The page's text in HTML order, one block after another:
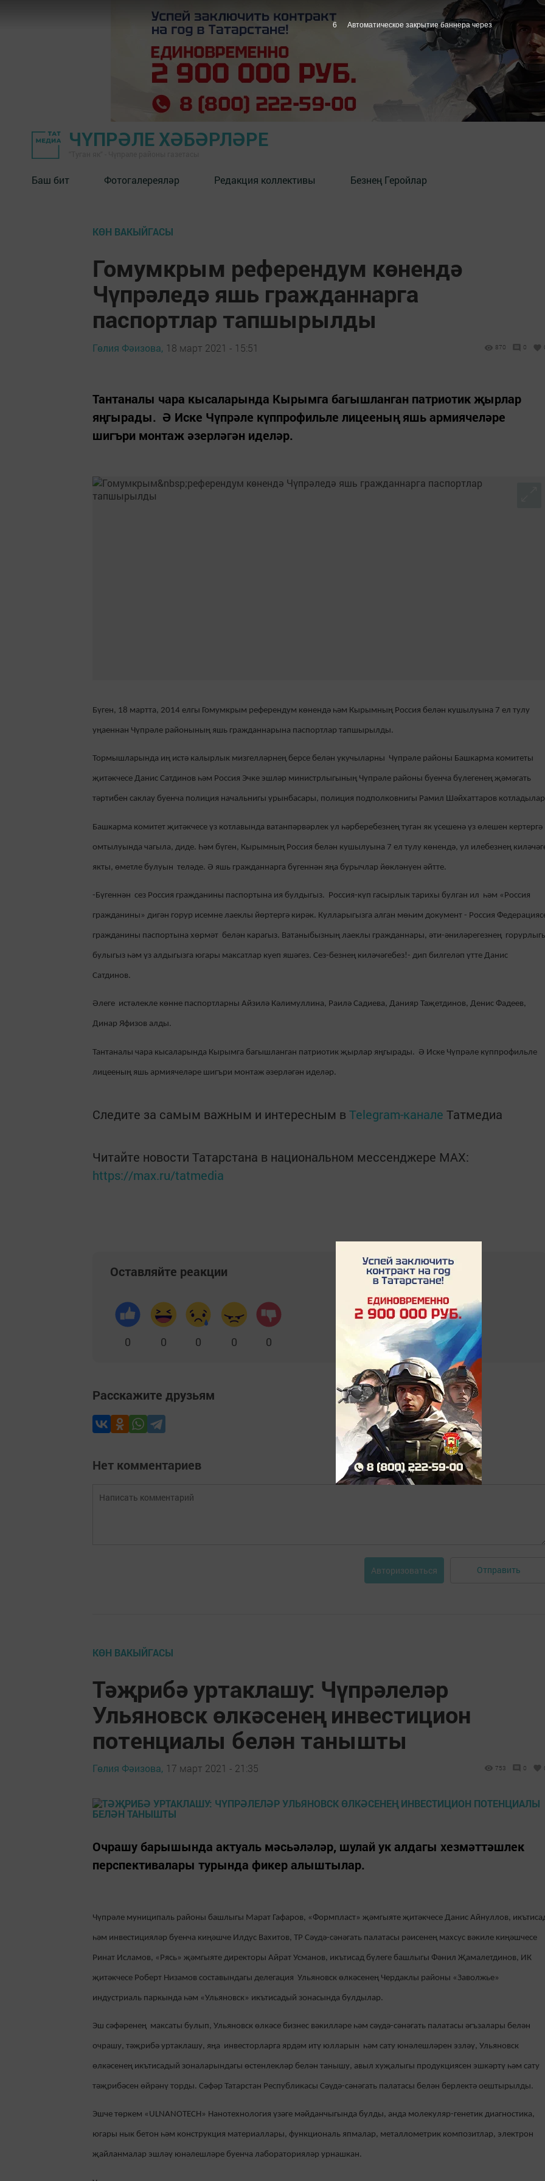
ЧҮПРӘЛЕ ХӘБӘРЛӘРЕ
Баш бит Фотогалереяләр Редакция коллективы Безнең Геройлар
КӨН ВАКЫЙГАСЫ
Гомумкрым референдум көнендә
Чүпрәледә яшь гражданнарга
паспортлар тапшырылды
Гөлия Фәизова, 18 март 2021 - 15:51 870 0
Тантаналы чара кысаларында Кырымга багышланган патриотик җырлар
яңгырады. Ә Иске Чүпрәле күппрофильле лицееның яшь армиячеләре
шигъри монтаж әзерләгән иделәр.
Бүген, 18 мартта, 2014 елгы Гомумкрым референдум көнендә һәм Кырымның Россия белән кушылуына 7 ел тулу
уңаеннан Чүпрәле районының яшь гражданнарына паспортлар тапшырылды.
Тормышларында иң истә калырлык мизгелләрнең берсе белән укучыларны Чүпрәле районы Башкарма комитеты
җитәкчесе Данис Сатдинов һәм Россия Эчке эшләр министрлыгының Чүпрәле районы буенча бүлегенең җәмәгать
тәртибен саклау буенча полиция начальнигы урынбасары, полиция подполковнигы Рамил Шәйхаттаров
Башкарма комитет җитәкчесе үз котлавында ватанпәрвәрлек ул һәрберебезнең туган як үсешенә үз өлешен кертергә
омтылуында чагыла, диде. Һәм бүген, Кырымның Россия белән кушылуына 7 ел тулу көнендә, ул илебезнең
якты, өметле булуын теләде. Ә яшь гражданнарга бүгеннән яңа бурычлар йөкләнүен әйтте.
-Бүгеннән сез Россия гражданины паспортына ия булдыгыз. Россия-күп гасырлык тарихы булган ил һәм «Россия
гражданины» дигән горур исемне лаеклы йөртергә кирәк. Кулларыгызга алган мөһим документ - Россия
гражданины паспортына хөрмәт белән карагыз. Ватаныбызның лаеклы гражданнары, әти-әниләрегезнең
булыгыз һәм үз алдыгызга югары максатлар куеп яшәгез. Сез-безнең киләчәгебез!- дип билгеләп үтте Данис
Сатдинов.
Әлеге истәлекле көнне паспортларны Айзилә Кәлимуллина, Раилә Садиева, Данияр Таҗетдинов, Денис Фадеев,
Динар Яфизов алды.
Тантаналы чара кысаларында Кырымга багышланган патриотик җырлар яңгырады. Ә Иске Чүпрәле күппрофильле
лицееның яшь армиячеләре шигъри монтаж әзерләгән иделәр.
Следите за самым важным и интересным в Telegram-канале Татмедиа
Читайте новости Татарстана в национальном мессенджере MАХ:
https://max.ru/tatmedia
Оставляйте реакции
0 0 0 0 0
Расскажите друзьям
Нет комментариев
Авторизоваться Отправить
КӨН ВАКЫЙГАСЫ
Тәҗрибә уртаклашу: Чүпрәлеләр
Ульяновск өлкәсенең инвестицион
потенциалы белән танышты
Гөлия Фәизова, 17 март 2021 - 21:35 753 0
Очрашу барышында актуаль мәсьәләләр, шулай ук алдагы хезмәттәшлек
перспективалары турында фикер алыштылар.
Чүпрәле муниципаль районы башлыгы Марат Гафаров, «Формпласт» җәмгыяте җитәкчесе Данис Айнуллов,
һәм инвестицияләр буенча киңәшче Илдус Вахитов, ТР Сәүдә-сәнәгать палатасы рәисенең махсус вәкиле киңәшчесе
Ринат Исламов, «Рясь» җәмгыяте директоры Айрат Усманов, икътисад бүлеге башлыгы Фәнил Җамалетдинов, ИК
җитәкчесе Роберт Низамов составындагы делегация Ульяновск өлкәсенең Чердаклы районы «Заволжье»
индустриаль паркында һәм «Ульяновск» икътисадый зонасында булдылар.
Эш сәфәренең максаты булып, Ульяновск өлкәсе бизнес вәкилләре һәм сәүдә-сәнәгать палатасы әгъзалары белән
очрашу, тәҗрибә уртаклашу, яңа инвесторларга ярдәм итү юлларын һәм сату юнәлешләрен эзләү, Ульяновск
өлкәсенең икътисадый зоналарындагы өстенлекләр белән танышу, авыл хуҗалыгы продукциясен эшкәртү һәм сату
тәҗрибәсен өйрәнү торды. Сәфәр Татарстан Республикасы Сәүдә-сәнәгать палатасы белән берлектә оештырылды.
Эшче төркем «ULNANOTECH» Нанотехнология үзәге мәйданчыгында булды, анда молекуляр-генетик диагностика,
югары нык бетон һәм конструкция материаллары, функциональ япмалар, металлометрик композитлар, электрон
җайланмалар эшләү юнәлешләре буенча лабораторияләр урнашкан.
5 Автоматическое закрытие баннера через